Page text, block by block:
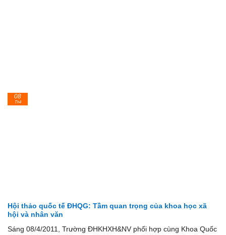
Hội thảo quốc tế ĐHQG: Tầm quan trọng của khoa học xã
hội và nhân văn
Sáng 08/4/2011, Trường ĐHKHXH&NV phối hợp cùng Khoa Quốc
08
Th4